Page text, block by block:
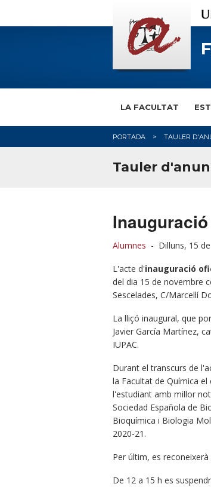
LA FACULTAT
PORTADA TAULER
Tauler
Alumnes - Dilluns, 15
L'acte d'inauguració
del dia 15 de novembre
Sescelades, C/Marcel·lí
La lliçó inaugural, que
Javier García Martínez,
IUPAC.
Durant el transcurs de
la Facultat de Química
l'estudiant amb millor
Sociedad Española de
Bioquímica i Biologia
2020-21.
Per últim, es
De 12 a 15 h es